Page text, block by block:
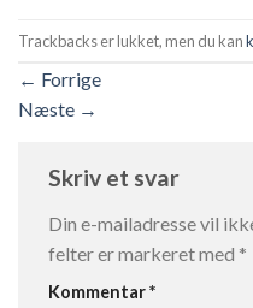
Trackbacks er lukket, men du kan
← Forrige
Næste →
Skriv et svar
Din e-mailadresse vil
felter er markeret med *
Kommentar*